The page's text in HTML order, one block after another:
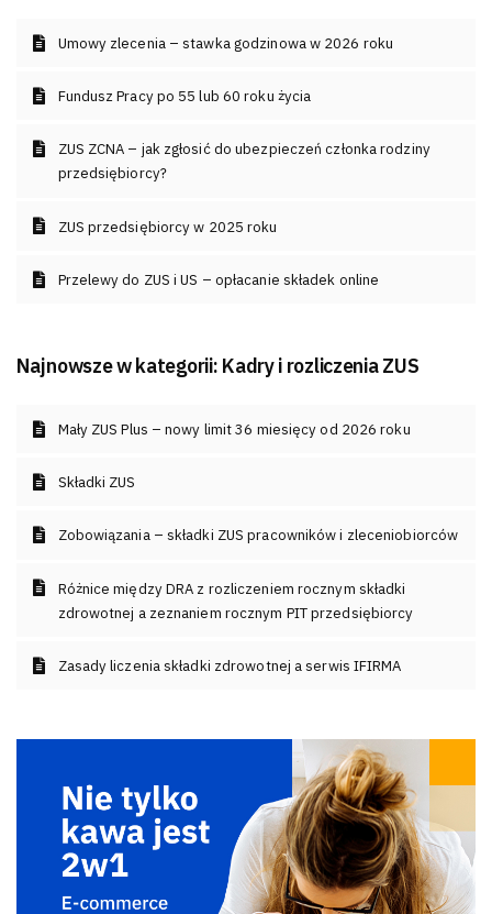
Umowy zlecenia – stawka godzinowa w 2026 roku
Fundusz Pracy po 55 lub 60 roku życia
ZUS ZCNA – jak zgłosić do ubezpieczeń członka rodziny
przedsiębiorcy?
ZUS przedsiębiorcy w 2025 roku
Przelewy do ZUS i US – opłacanie składek online
Najnowsze w kategorii: Kadry i rozliczenia ZUS
Mały ZUS Plus – nowy limit 36 miesięcy od 2026 roku
Składki ZUS
Zobowiązania – składki ZUS pracowników i zleceniobiorców
Różnice między DRA z rozliczeniem rocznym składki
zdrowotnej a zeznaniem rocznym PIT przedsiębiorcy
Zasady liczenia składki zdrowotnej a serwis IFIRMA